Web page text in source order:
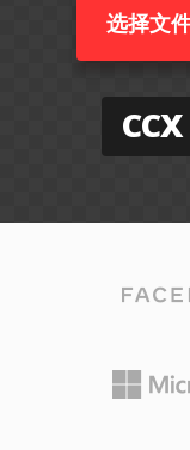
选择文
CCX